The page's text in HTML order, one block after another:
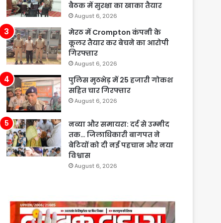
बैठक में सुरक्षा का खाका तैयार
August 6, 2026
मेरठ में Crompton कंपनी के
कूलर तैयार कर बेचने का आरोपी
गिरफ्तार
August 6, 2026
पुलिस मुठभेड़ में 25 हजारी गोकश
सहित चार गिरफ्तार
August 6, 2026
नव्या और समायरा: दर्द से उम्मीद
तक… जिलाधिकारी बागपत ने
बेटियों को दी नई पहचान और नया
विश्वास
August 6, 2026